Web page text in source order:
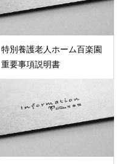
特別養護老人ホーム百楽園
重要事項説明書